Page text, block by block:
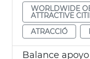
WORLDWIDE
ATTRACTIVE
ATRACCIÓ